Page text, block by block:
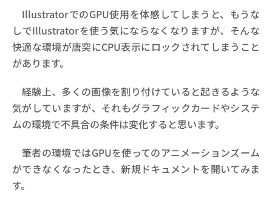
IllustratorでのGPU使用を体感してしまうと、もうな
しでIllustratorを使う気にならなくなりますが、そんな
快適な環境が唐突にCPU表示にロックされてしまうこと
があります。
経験上、多くの画像を割り付けていると起きるような
気がしていますが、それもグラフィックカードやシステ
ムの環境で不具合の条件は変化すると思います。
筆者の環境ではGPUを使ってのアニメーションズーム
ができなくなったとき、新規ドキュメントを開いてみま
す。